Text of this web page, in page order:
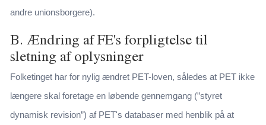
andre unionsborgere).
B. Ændring af FE's forpligtelse til
sletning af oplysninger
Folketinget har for nylig ændret PET-loven, således at PET ikke
længere skal foretage en løbende gennemgang (”styret
dynamisk revision”) af PET's databaser med henblik på at